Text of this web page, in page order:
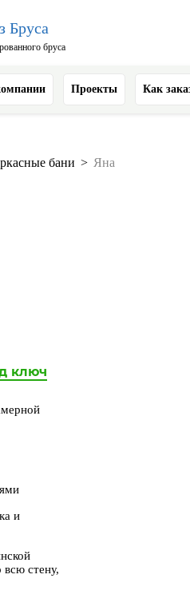
Бруса
бруса
Проекты Как
бани > Яна
ключ
и
всю стену,